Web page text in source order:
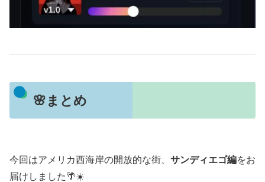
🌸まとめ
今回はアメリカ西海岸の開放的な街、 サンディエゴ編をお
届けしました🌴☀️